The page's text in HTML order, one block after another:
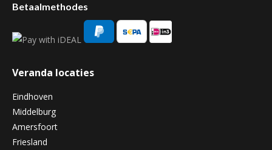
Betaalmethodes
Veranda locaties
Eindhoven
Middelburg
Amersfoort
Friesland